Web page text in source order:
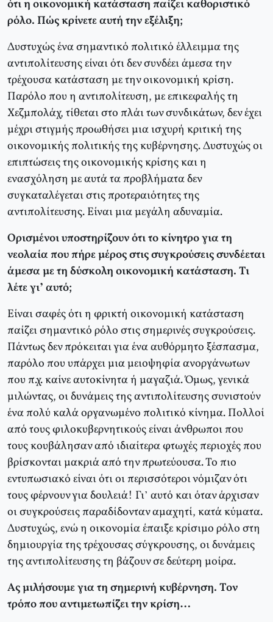
ότι η οικονομική κατάσταση παίζει καθοριστικό
ρόλο. Πώς κρίνετε αυτή την εξέλιξη;
Δυστυχώς ένα σημαντικό πολιτικό έλλειμμα της
αντιπολίτευσης είναι ότι δεν συνδέει άμεσα την
τρέχουσα κατάσταση με την οικονομική κρίση.
Παρόλο που η αντιπολίτευση, με επικεφαλής τη
Χεζμπολάχ, τίθεται στο πλάι των συνδικάτων, δεν έχει
μέχρι στιγμής προωθήσει μια ισχυρή κριτική της
οικονομικής πολιτικής της κυβέρνησης. Δυστυχώς οι
επιπτώσεις της οικονομικής κρίσης και η
ενασχόληση με αυτά τα προβλήματα δεν
συγκαταλέγεται στις προτεραιότητες της
αντιπολίτευσης. Είναι μια μεγάλη αδυναμία.
Ορισμένοι υποστηρίζουν ότι το κίνητρο για τη
νεολαία που πήρε μέρος στις συγκρούσεις συνδέεται
άμεσα με τη δύσκολη οικονομική κατάσταση. Τι
λέτε γι’ αυτό;
Είναι σαφές ότι η φρικτή οικονομική κατάσταση
παίζει σημαντικό ρόλο στις σημερινές συγκρούσεις.
Πάντως δεν πρόκειται για ένα αυθόρμητο ξέσπασμα,
παρόλο που υπάρχει μια μειοψηφία ανοργάνωτων
που π.χ. καίνε αυτοκίνητα ή μαγαζιά. Όμως, γενικά
μιλώντας, οι δυνάμεις της αντιπολίτευσης συνιστούν
ένα πολύ καλά οργανωμένο πολιτικό κίνημα. Πολλοί
από τους φιλοκυβερνητικούς είναι άνθρωποι που
τους κουβάλησαν από ιδιαίτερα φτωχές περιοχές που
βρίσκονται μακριά από την πρωτεύουσα. Το πιο
εντυπωσιακό είναι ότι οι περισσότεροι νόμιζαν ότι
τους φέρνουν για δουλειά! Γι’ αυτό και όταν άρχισαν
οι συγκρούσεις παραδίδονταν αμαχητί, κατά κύματα.
Δυστυχώς, ενώ η οικονομία έπαιξε κρίσιμο ρόλο στη
δημιουργία της τρέχουσας σύγκρουσης, οι δυνάμεις
της αντιπολίτευσης τη βάζουν σε δεύτερη μοίρα.
Ας μιλήσουμε για τη σημερινή κυβέρνηση. Τον
τρόπο που αντιμετωπίζει την κρίση…